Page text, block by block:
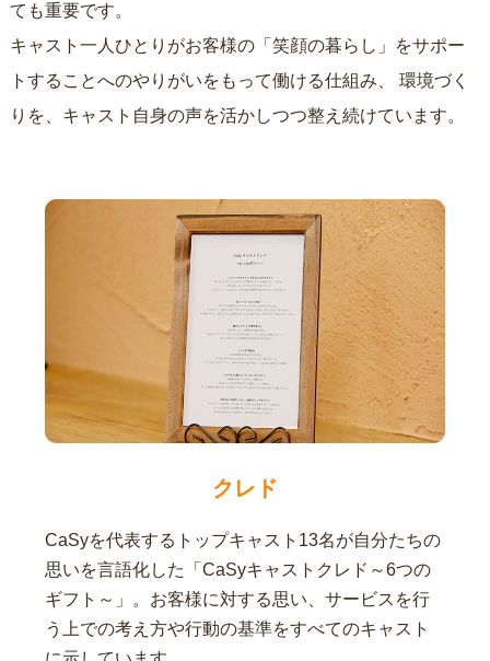
ても重要です。
キャスト一人ひとりがお客様の「笑顔の暮らし」をサポー
トすることへのやりがいをもって働ける仕組み、
りを、キャスト自身の声を活かしつつ整え続けています。
クレド
CaSyを代表するトップキャスト13名が自分たちの
思いを言語化した「CaSyキャストクレド～6つの
ギフト～」。お客様に対する思い、サービスを行
う上での考え方や行動の基準をすべてのキャスト